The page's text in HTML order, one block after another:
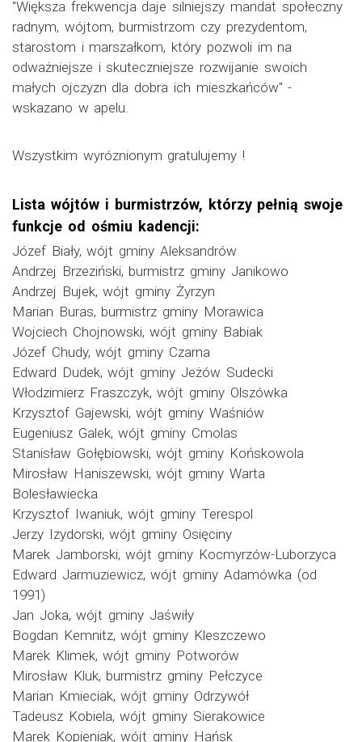
"Większa frekwencja daje silniejszy mandat społeczny
radnym, wójtom, burmistrzom czy prezydentom,
starostom i marszałkom, który pozwoli im na
odważniejsze i skuteczniejsze rozwijanie swoich
małych ojczyzn dla dobra ich mieszkańców" -
wskazano w apelu.
Wszystkim wyróznionym gratulujemy !
Lista wójtów i burmistrzów, którzy pełnią swoje
funkcje od ośmiu kadencji:
Józef Biały, wójt gminy Aleksandrów
Andrzej Brzeziński, burmistrz gminy Janikowo
Andrzej Bujek, wójt gminy Żyrzyn
Marian Buras, burmistrz gminy Morawica
Wojciech Chojnowski, wójt gminy Babiak
Józef Chudy, wójt gminy Czarna
Edward Dudek, wójt gminy Jeżów Sudecki
Włodzimierz Fraszczyk, wójt gminy Olszówka
Krzysztof Gajewski, wójt gminy Waśniów
Eugeniusz Galek, wójt gminy Cmolas
Stanisław Gołębiowski, wójt gminy Końskowola
Mirosław Haniszewski, wójt gminy Warta
Bolesławiecka
Krzysztof Iwaniuk, wójt gminy Terespol
Jerzy Izydorski, wójt gminy Osięciny
Marek Jamborski, wójt gminy Kocmyrzów-Luborzyca
Edward Jarmuziewicz, wójt gminy Adamówka (od
1991)
Jan Joka, wójt gminy Jaświły
Bogdan Kemnitz, wójt gminy Kleszczewo
Marek Klimek, wójt gminy Potworów
Mirosław Kluk, burmistrz gminy Pełczyce
Marian Kmieciak, wójt gminy Odrzywół
Tadeusz Kobiela, wójt gminy Sierakowice
Marek Kopieniak, wójt gminy Hańsk